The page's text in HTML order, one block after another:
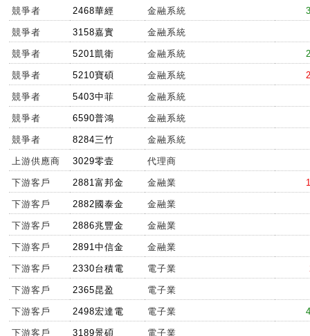
競爭者 2468華經 金融系統
競爭者 3158嘉實 金融系統
競爭者 5201凱衛 金融系統
競爭者 5210寶碩 金融系統
競爭者 5403中菲 金融系統
競爭者 6590普鴻 金融系統
競爭者 8284三竹 金融系統
上游供應商 3029零壹 代理商
下游客戶 2881富邦金 金融業
下游客戶 2882國泰金 金融業
下游客戶 2886兆豐金 金融業
下游客戶 2891中信金 金融業
下游客戶 2330台積電 電子業
下游客戶 2365昆盈 電子業
下游客戶 2498宏達電 電子業
下游客戶 3189景碩 電子業